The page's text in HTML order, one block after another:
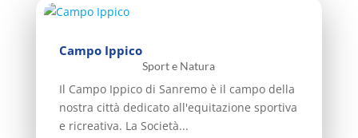
Campo Ippico
Sport e Natura
Il Campo Ippico di Sanremo è il campo della
nostra città dedicato all'equitazione sportiva
e ricreativa. La Società...